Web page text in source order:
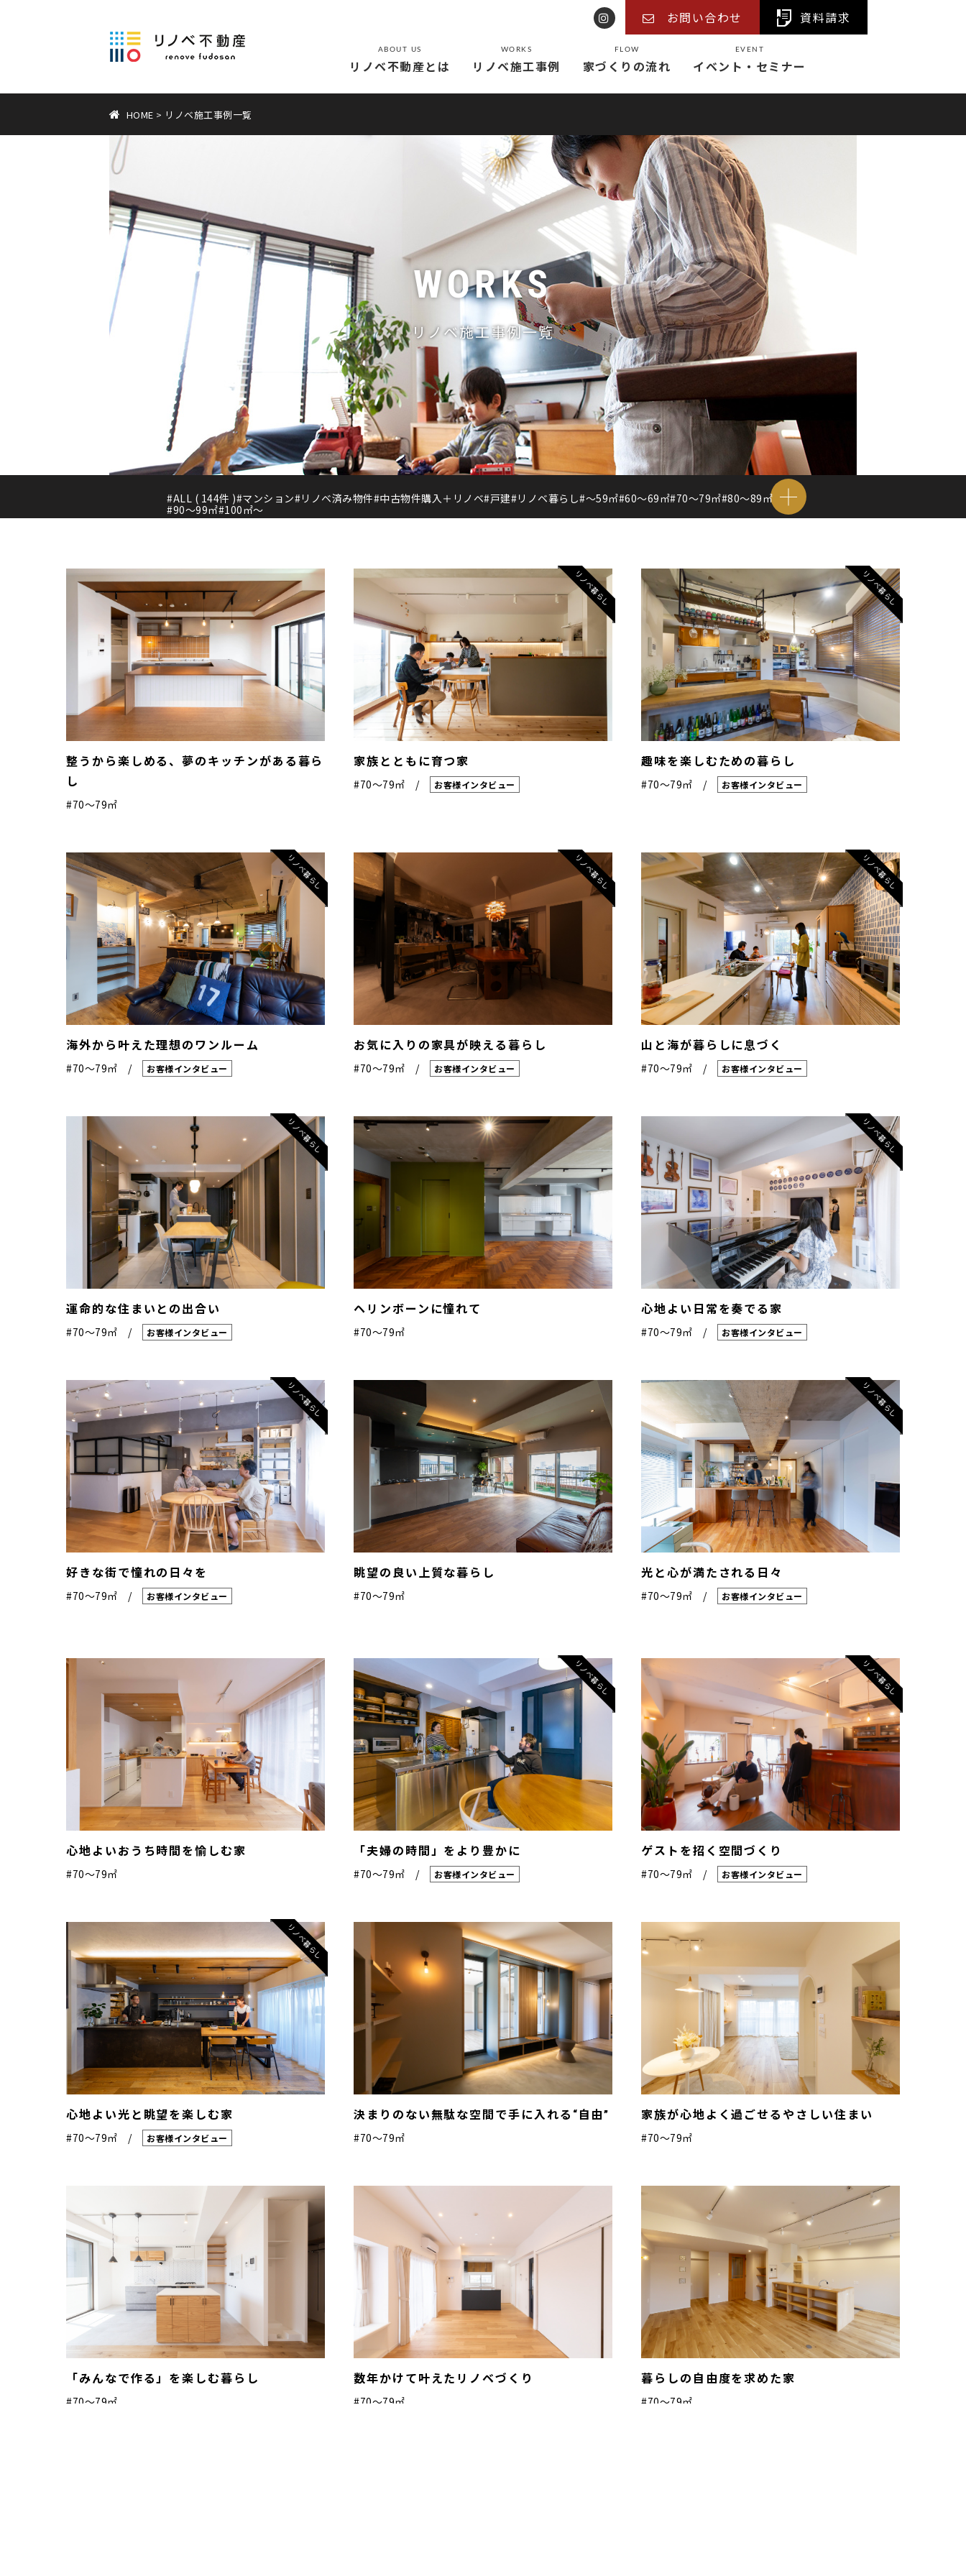
お問い合わせ 資料請求
リノベ不動産とは
ABOUT US
リノベ施工事例
WORKS
家づくりの流れ
FLOW
イベント・セミナー
EVENT
HOME > リノベ施工事例一覧
WORKS
リノベ施工事例一覧
#ALL ( 144件 )#マンション#リノベ済み物件#中古物件購入＋リノベ#戸建#リノベ暮らし#〜59㎡#60〜69㎡#70〜79㎡#80〜89㎡
#90〜99㎡#100㎡〜
整うから楽しめる、夢のキッチンがある暮ら
し
#70〜79㎡
リノベ暮らし
家族とともに育つ家
#70〜79㎡ お客様インタビュー
リノベ暮らし
趣味を楽しむための暮らし
#70〜79㎡ お客様インタビュー
リノベ暮らし
海外から叶えた理想のワンルーム
#70〜79㎡ お客様インタビュー
リノベ暮らし
お気に入りの家具が映える暮らし
#70〜79㎡ お客様インタビュー
リノベ暮らし
山と海が暮らしに息づく
#70〜79㎡ お客様インタビュー
リノベ暮らし
運命的な住まいとの出合い
#70〜79㎡ お客様インタビュー
ヘリンボーンに憧れて
#70〜79㎡
リノベ暮らし
心地よい日常を奏でる家
#70〜79㎡ お客様インタビュー
リノベ暮らし
好きな街で憧れの日々を
#70〜79㎡ お客様インタビュー
眺望の良い上質な暮らし
#70〜79㎡
リノベ暮らし
光と心が満たされる日々
#70〜79㎡ お客様インタビュー
心地よいおうち時間を愉しむ家
#70〜79㎡
リノベ暮らし
「夫婦の時間」をより豊かに
#70〜79㎡ お客様インタビュー
リノベ暮らし
ゲストを招く空間づくり
#70〜79㎡ お客様インタビュー
リノベ暮らし
心地よい光と眺望を楽しむ家
#70〜79㎡ お客様インタビュー
決まりのない無駄な空間で手に入れる“自由”
#70〜79㎡
家族が心地よく過ごせるやさしい住まい
#70〜79㎡
「みんなで作る」を楽しむ暮らし
#70〜79㎡
数年かけて叶えたリノベづくり
#70〜79㎡
暮らしの自由度を求めた家
#70〜79㎡